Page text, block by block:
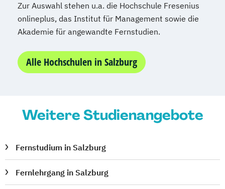
Zur Auswahl stehen u.a. die Hochschule Fresenius
onlineplus, das Institut für Management sowie die
Akademie für angewandte Fernstudien.
Alle Hochschulen in Salzburg
Weitere Studienangebote
Fernstudium in Salzburg
Fernlehrgang in Salzburg